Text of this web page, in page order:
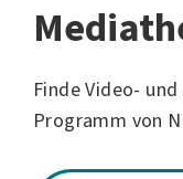
Finde Video-
Programm von